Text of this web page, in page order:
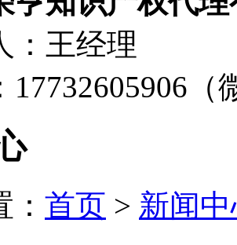
：王经理
17732605906（
首页 > 新闻